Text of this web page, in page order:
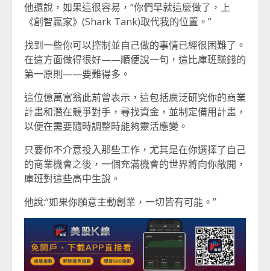
他還說，如果這很容易，“你們早就這麼做了，上
《創智贏家》(Shark Tank)取代我的位置。”
找到一些你可以控制並自己做的事情已經很困難了。
在這方面做得很好——順便說一句，這比庫班賺錢的
第一原則——要難得多。
這位億萬富翁此前曾表示，這包括廣泛研究你的商業
計畫和潛在競爭對手，尋找資金，並制定備用計畫，
以便在需要隨時調整時能夠靈活應變。
只要你不介意投入那些工作，尤其是在你選擇了自己
的商業機會之後，一個充滿機會的世界將向你敞開，
庫班對這些高中生說。
他說:“如果你願意主動創業，一切皆有可能。”